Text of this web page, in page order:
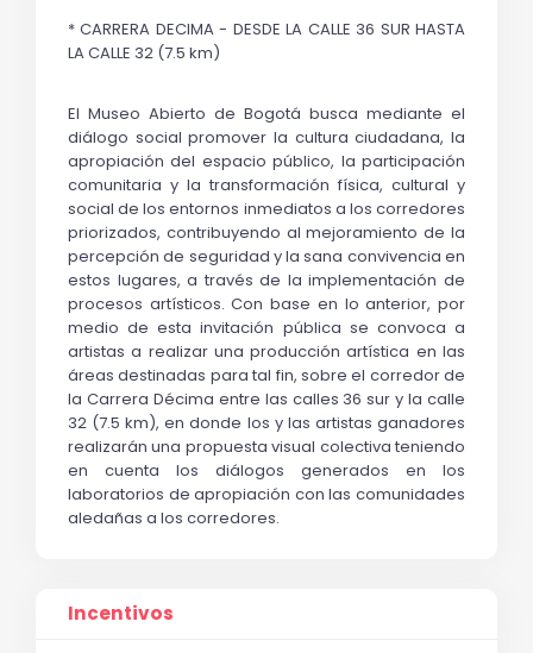
* CARRERA DECIMA - DESDE LA CALLE 36 SUR HASTA
LA CALLE 32 (7.5 km)
El Museo Abierto de Bogotá busca mediante el
diálogo social promover la cultura ciudadana, la
apropiación del espacio público, la participación
comunitaria y la transformación física, cultural y
social de los entornos inmediatos a los corredores
priorizados, contribuyendo al mejoramiento de la
percepción de seguridad y la sana convivencia en
estos lugares, a través de la implementación de
procesos artísticos. Con base en lo anterior, por
medio de esta invitación pública se convoca a
artistas a realizar una producción artística en las
áreas destinadas para tal fin, sobre el corredor de
la Carrera Décima entre las calles 36 sur y la calle
32 (7.5 km), en donde los y las artistas ganadores
realizarán una propuesta visual colectiva teniendo
en cuenta los diálogos generados en los
laboratorios de apropiación con las comunidades
aledañas a los corredores.
Incentivos